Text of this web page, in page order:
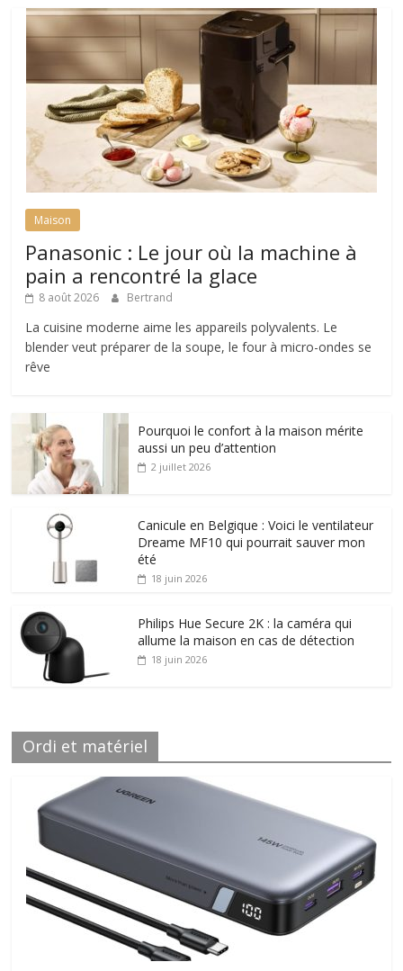
Maison
Panasonic : Le jour où la machine à
pain a rencontré la glace
8 août 2026 Bertrand
La cuisine moderne aime les appareils polyvalents. Le
blender veut préparer de la soupe, le four à micro-ondes se
rêve
Pourquoi le confort à la maison mérite
aussi un peu d’attention
2 juillet 2026
Canicule en Belgique : Voici le ventilateur
Dreame MF10 qui pourrait sauver mon
été
18 juin 2026
Philips Hue Secure 2K : la caméra qui
allume la maison en cas de détection
18 juin 2026
Ordi et matériel